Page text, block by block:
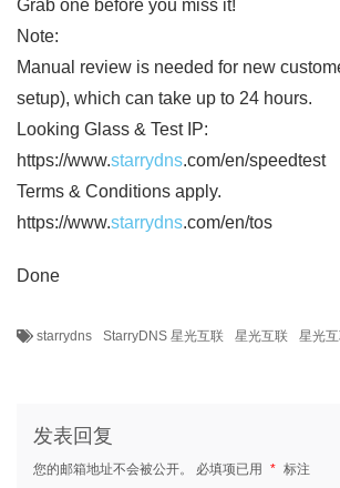
Grab one before you miss it!
Note:
Manual review is needed for new
setup), which can take up to 24 hours.
Looking Glass & Test IP:
https://www.starrydns.com/en/speedtest
Terms & Conditions apply.
https://www.starrydns.com/en/tos
Done
starrydns StarryDNS 星光互联 星光互联 星光
发表回复
您的邮箱地址不会被公开。 必填项已用 * 标注